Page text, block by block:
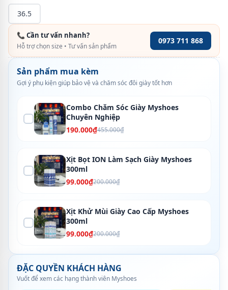
36.5
📞 Cần tư vấn nhanh?
Hỗ trợ chọn size • Tư vấn sản phẩm
0973 711 868
Sản phẩm mua kèm
Gợi ý phụ kiện giúp bảo vệ và chăm sóc đôi giày tốt hơn
Combo Chăm Sóc Giày Myshoes
Chuyên Nghiệp
190.000₫455.000₫
Xịt Bọt ION Làm Sạch Giày Myshoes
300ml
99.000₫200.000₫
Xịt Khử Mùi Giày Cao Cấp Myshoes
300ml
99.000₫200.000₫
ĐẶC QUYỀN KHÁCH HÀNG
Vuốt để xem các hạng thành viên Myshoes